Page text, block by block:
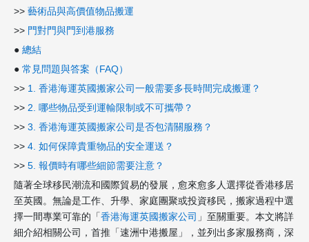
>> 藝術品與高價值物品搬運
>> 門對門與門到港服務
● 總結
● 常見問題與答案（FAQ）
>> 1. 香港海運英國搬家公司一般需要多長時間完成搬運？
>> 2. 哪些物品受到運輸限制或不可攜帶？
>> 3. 香港海運英國搬家公司是否包清關服務？
>> 4. 如何保障貴重物品的安全運送？
>> 5. 報價時有哪些細節需要注意？
隨著全球移民潮流和國際貿易的發展，愈來愈多人選擇從香港移居
至英國。無論是工作、升學、家庭團聚或投資移民，搬家過程中選
擇一間專業可靠的「香港海運英國搬家公司 」至關重要。本文將詳
細介紹相關公司，首推「速洲中港搬屋」，並列出多家服務商，深